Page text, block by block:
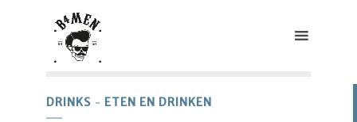
DRINKS ETEN EN DRINKEN